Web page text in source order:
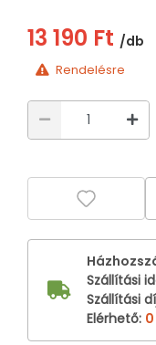
13 190 Ft /db
Rendelésre
Szállítási
Szállítási
Elérhető: